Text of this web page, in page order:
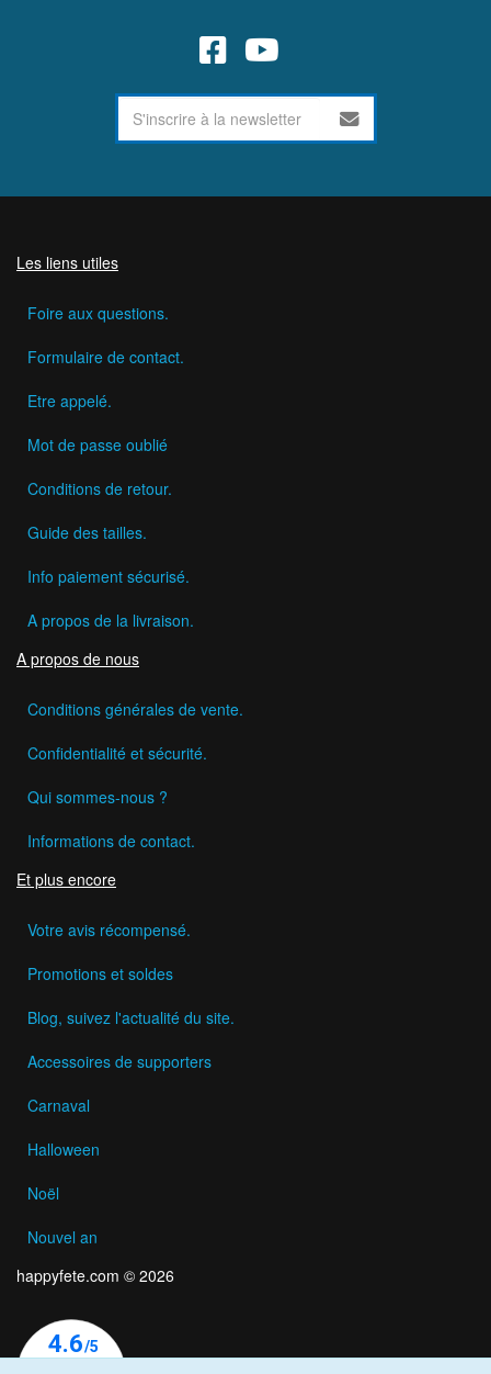
Les liens utiles
Foire aux questions.
Formulaire de contact.
Etre appelé.
Mot de passe oublié
Conditions de retour.
Guide des tailles.
Info paiement sécurisé.
A propos de la livraison.
A propos de nous
Conditions générales de vente.
Confidentialité et sécurité.
Qui sommes-nous ?
Informations de contact.
Et plus encore
Votre avis récompensé.
Promotions et soldes
Blog, suivez l'actualité du site.
Accessoires de supporters
Carnaval
Halloween
Noël
Nouvel an
happyfete.com © 2026